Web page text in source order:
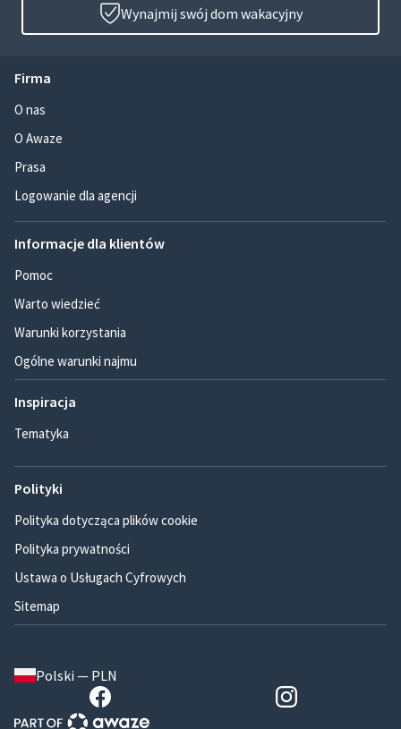
Wynajmij swój dom wakacyjny
Firma
O nas
O Awaze
Prasa
Logowanie dla agencji
Informacje dla klientów
Pomoc
Warto wiedzieć
Warunki korzystania
Ogólne warunki najmu
Inspiracja
Tematyka
Polityki
Polityka dotycząca plików cookie
Polityka prywatności
Ustawa o Usługach Cyfrowych
Sitemap
Polski — PLN